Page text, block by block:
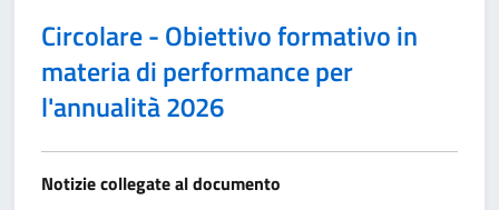
Circolare - Obiettivo formativo in
materia di performance per
l'annualità 2026
Notizie collegate al documento